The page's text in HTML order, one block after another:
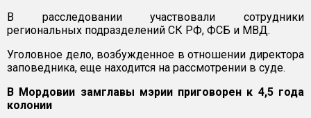
В расследовании участвовали сотрудники
региональных подразделений СК РФ, ФСБ и МВД.
Уголовное дело, возбужденное в отношении директора
заповедника, еще находится на рассмотрении в суде.
В Мордовии замглавы мэрии приговорен к 4,5 года
колонии